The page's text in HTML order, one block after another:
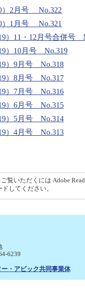
）2月号 No.322
）1月号 No.321
）11・12月号合併号
）10月号 No.319
）9月号 No.318
）8月号 No.317
）7月号 No.316
）6月号 No.315
）5月号 No.314
）4月号 No.313
覧いただくには Adobe
してください。
6239
・アビック共同事業体